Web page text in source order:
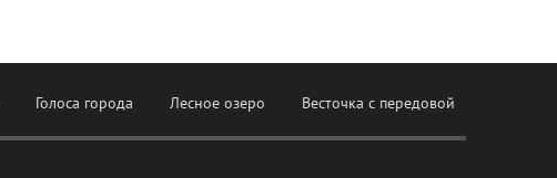
Голоса города Лесное озеро Весточка с передовой